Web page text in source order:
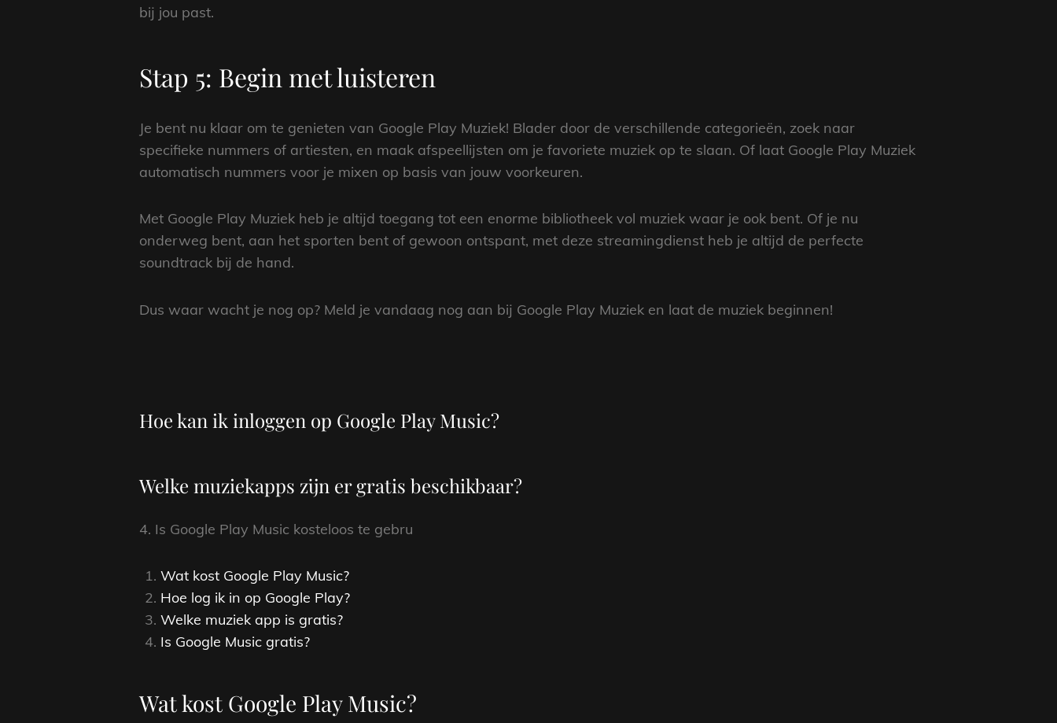
bij jou past.
Stap 5: Begin met luisteren
Je bent nu klaar om te genieten van Google Play Muziek! Blader door de verschillende categorieën, zoek naar
specifieke nummers of artiesten, en maak afspeellijsten om je favoriete muziek op te slaan. Of laat Google Play Muziek
automatisch nummers voor je mixen op basis van jouw voorkeuren.
Met Google Play Muziek heb je altijd toegang tot een enorme bibliotheek vol muziek waar je ook bent. Of je nu
onderweg bent, aan het sporten bent of gewoon ontspant, met deze streamingdienst heb je altijd de perfecte
soundtrack bij de hand.
Dus waar wacht je nog op? Meld je vandaag nog aan bij Google Play Muziek en laat de muziek beginnen!
Hoe kan ik inloggen op Google Play Music?
Welke muziekapps zijn er gratis beschikbaar?
4. Is Google Play Music kosteloos te gebru
Wat kost Google Play Music?
Hoe log ik in op Google Play?
Welke muziek app is gratis?
Is Google Music gratis?
Wat kost Google Play Music?